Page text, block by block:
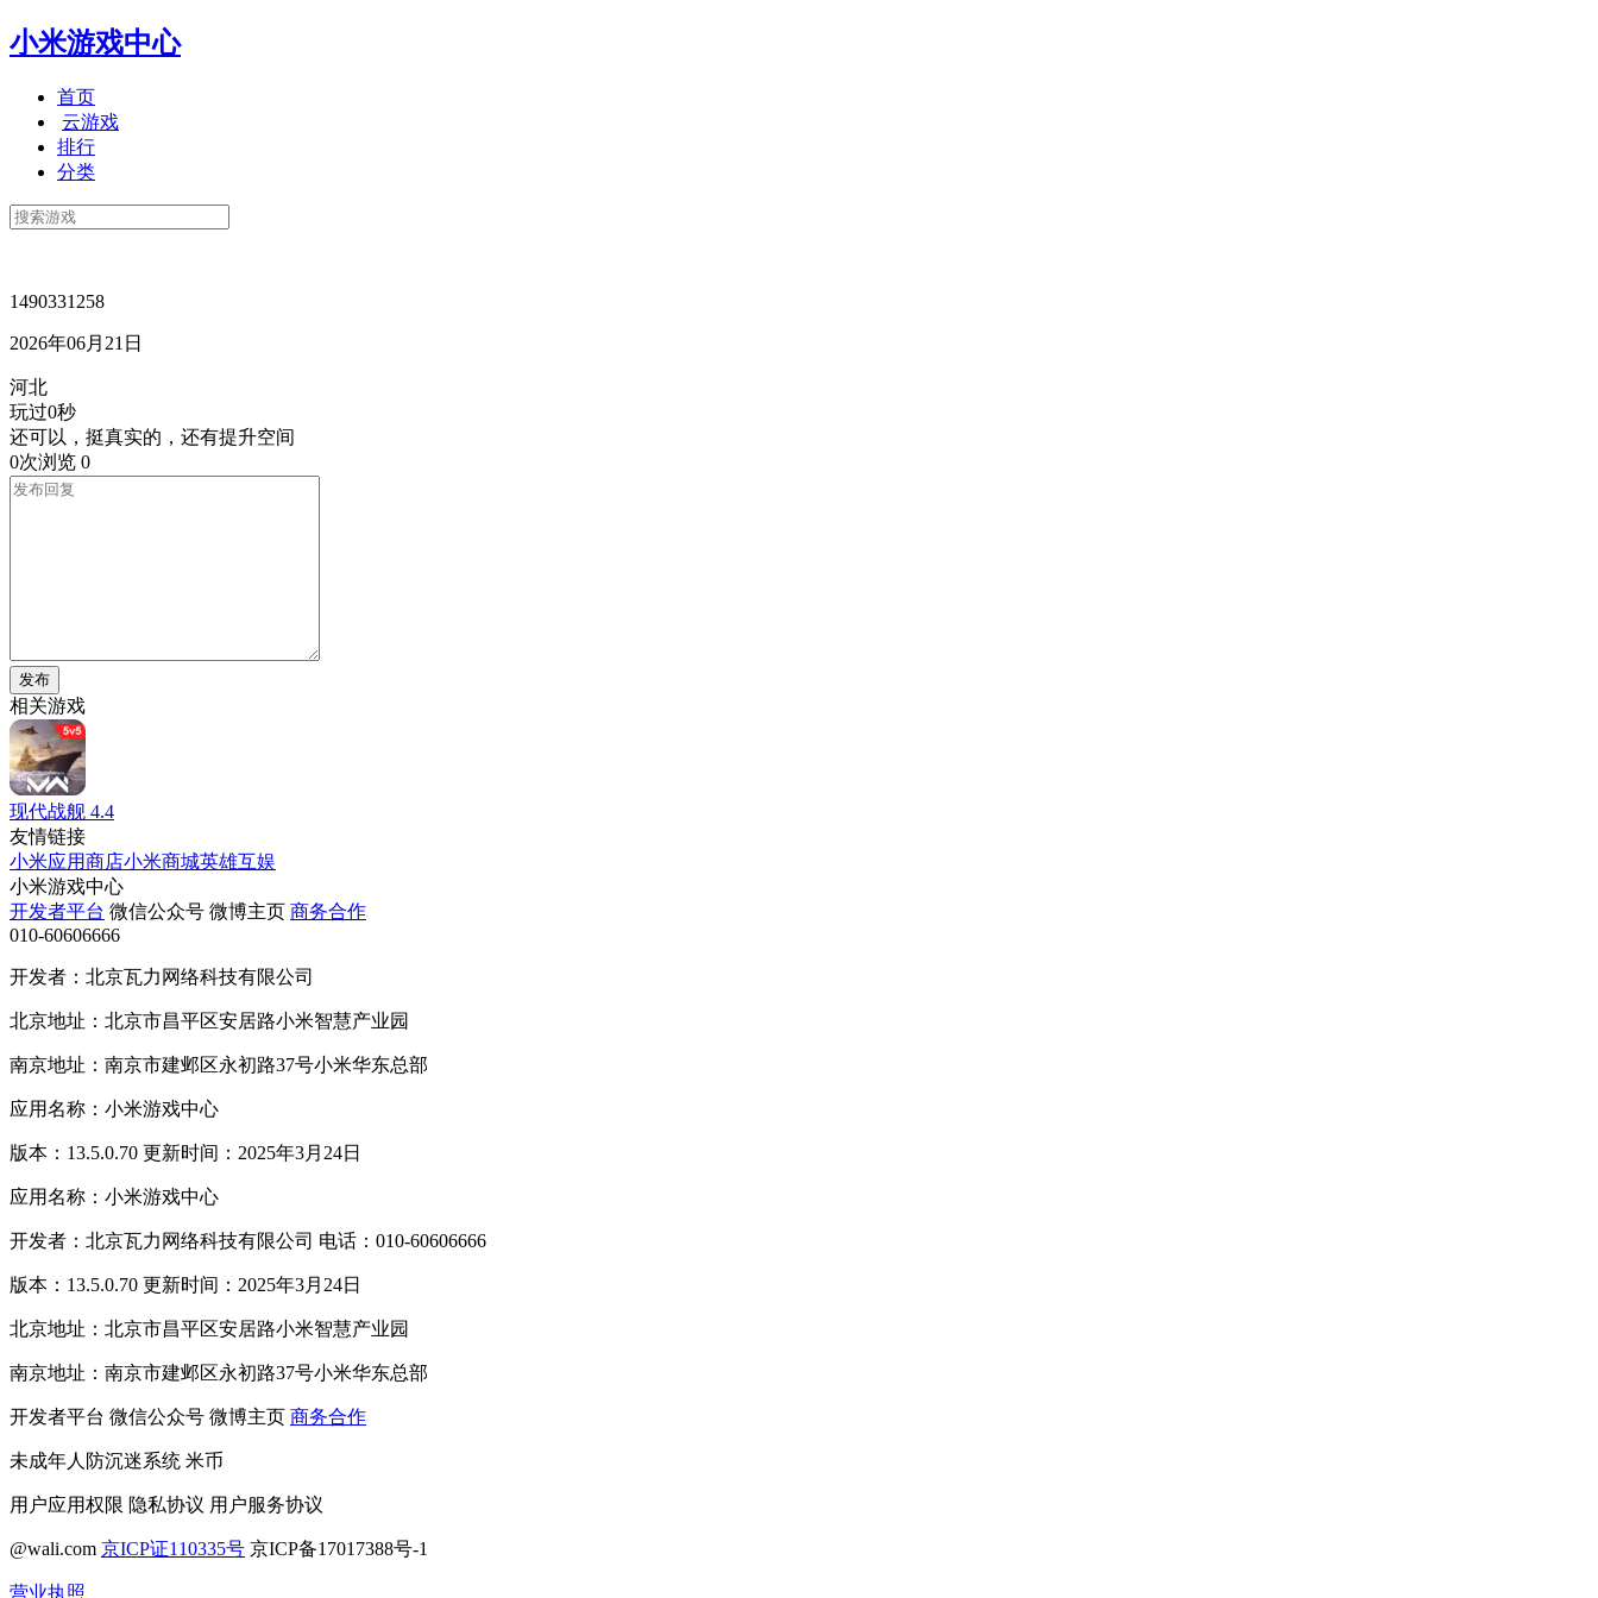
小米游戏中心
首页
云游戏
排行
分类
1490331258
2026年06月21日
河北
玩过0秒
还可以，挺真实的，还有提升空间
0次浏览 0
发布
相关游戏
现代战舰 4.4
友情链接
小米应用商店小米商城英雄互娱
小米游戏中心
开发者平台 微信公众号 微博主页 商务合作
010-60606666
开发者：北京瓦力网络科技有限公司
北京地址：北京市昌平区安居路小米智慧产业园
南京地址：南京市建邺区永初路37号小米华东总部
应用名称：小米游戏中心
版本：13.5.0.70 更新时间：2025年3月24日
应用名称：小米游戏中心
开发者：北京瓦力网络科技有限公司 电话：010-60606666
版本：13.5.0.70 更新时间：2025年3月24日
北京地址：北京市昌平区安居路小米智慧产业园
南京地址：南京市建邺区永初路37号小米华东总部
开发者平台 微信公众号 微博主页 商务合作
未成年人防沉迷系统 米币
用户应用权限 隐私协议 用户服务协议
@wali.com 京ICP证110335号 京ICP备17017388号-1
营业执照